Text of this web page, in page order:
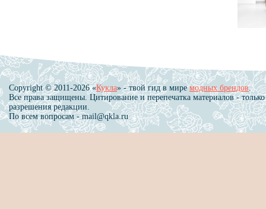
Copyright © 2011-2026 «Кукла» - твой гид в миремодных брендов.
Все права защищены. Цитирование и перепечатка материалов - только
разрешения редакции.
По всем вопросам - mail@qkla.ru